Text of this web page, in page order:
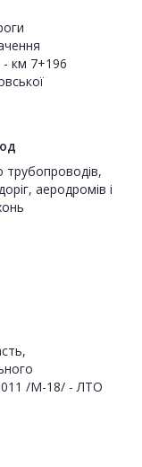
км 7+196
аеродромів і
/М-18/ - ЛТО